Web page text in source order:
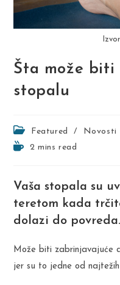
Šta može biti
stopalu
Post
category:
Featured / Novosti
Reading2 mins read
Vaša stopala su
teretom kada
dolazi do povreda.
Može biti zabrinjavajuće
jer su to jedne od